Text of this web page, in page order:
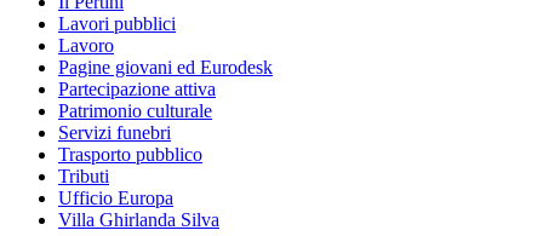
Lavori pubblici
Lavoro
Pagine giovani ed Eurodesk
Partecipazione attiva
Patrimonio culturale
Servizi funebri
Trasporto pubblico
Tributi
Ufficio Europa
Villa Ghirlanda Silva